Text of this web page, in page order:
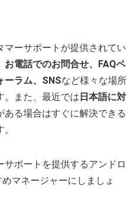
ーサポートが提供されてい
お電話でのお問合せ、FAQペ
ーラム、SNSなど様々な場所
。また、最近では 日本語に対
ある場合はすぐに解決できる
ポートを提供するアンドロ
マネージャーにしましょ